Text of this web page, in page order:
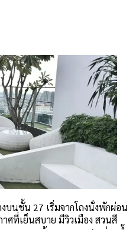
นชั้น 27 เริ่มจากโถงนั่งพักผ่อน
ศที่เย็นสบาย มีวิวเมือง สวนสี